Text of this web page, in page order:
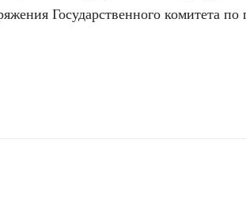
Государственного комитета по